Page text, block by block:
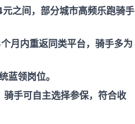
之间，部分城市高频乐跑骑手
月内重返同类平台，骑手多为
蓝领岗位。
手可自主选择参保，符合收